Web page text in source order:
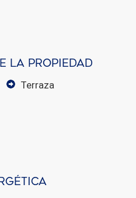
la propiedad
terraza